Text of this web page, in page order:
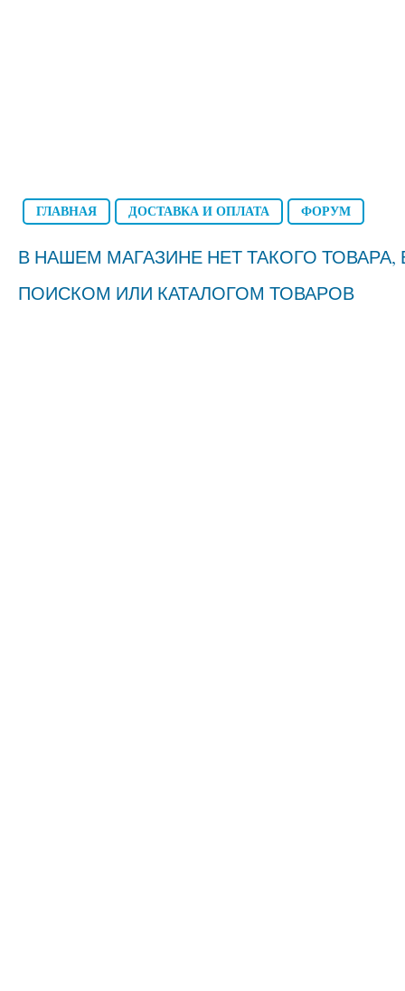
ГЛАВНАЯ ДОСТАВКА И ОПЛАТА ФОРУМ
В НАШЕМ МАГАЗИНЕ НЕТ ТАКОГО
ПОИСКОМ ИЛИ КАТАЛОГОМ ТОВАРОВ